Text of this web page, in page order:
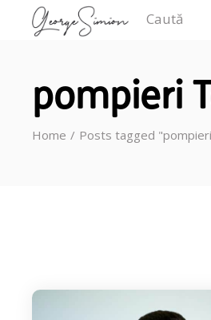
pompieri
Home Posts tagged